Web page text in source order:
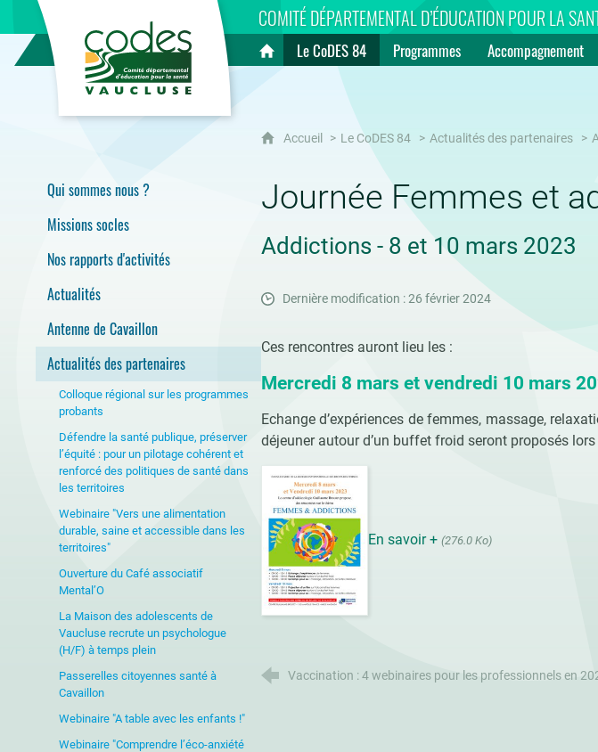
COMITÉ DÉPARTEMENTAL D’ÉDUCATION POUR LA
Accueil
Le CoDES 84 Programmes Accompagnement
Qui sommes nous ?
Missions socles
Nos rapports d'activités
Actualités
Antenne de Cavaillon
Actualités des partenaires
Colloque régional sur les programmes
probants
Défendre la santé publique, préserver
l’équité : pour un pilotage cohérent et
renforcé des politiques de santé dans
les territoires
Webinaire "Vers une alimentation
durable, saine et accessible dans les
territoires"
Ouverture du Café associatif
Mental’O
La Maison des adolescents de
Vaucluse recrute un psychologue
(H/F) à temps plein
Passerelles citoyennes santé à
Cavaillon
Webinaire "A table avec les enfants !"
Webinaire "Comprendre l’éco-anxiété
Accueil Le CoDES 84 Actualités des partenaires
Journée Femmes et
Addictions - 8 et 10 mars 2023
Dernière modification : 26 février 2024
Ces rencontres auront lieu les :
Mercredi 8 mars et vendredi 10 mars
Echange d’expériences de femmes, massage,
déjeuner autour d’un buffet froid seront proposés
En savoir + (276.0 Ko)
Vaccination : 4 webinaires pour les professionnels en